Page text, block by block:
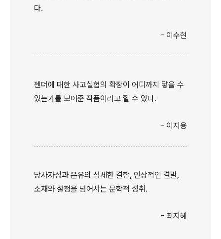
다.
- 이수현
젠더에 대한 사고실험의 확장이 어디까지 닿을 수
있는가를 보여준 작품이라고 할 수 있다.
- 이지용
당사자성과 은유의 섬세한 결합, 인상적인 결말,
소재와 설정을 넘어서는 문학적 성취.
- 최지혜